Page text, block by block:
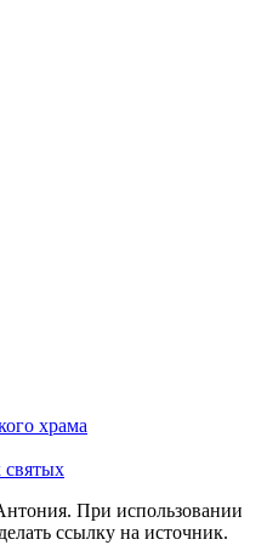
храма
При использовании
ссылку на источник.